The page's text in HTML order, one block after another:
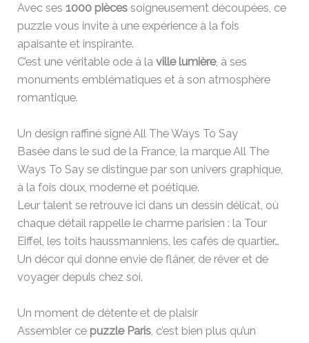
Avec ses1000 pièces soigneusement découpées, ce
puzzle vous invite à une expérience à la fois
apaisante et inspirante.
C’est une véritable ode à laville lumière, à ses
monuments emblématiques et à son atmosphère
romantique.
Un design raffiné signé All The Ways To Say
Basée dans le sud de la France, la marque All The
Ways To Say se distingue par son univers graphique,
à la fois doux, moderne et poétique.
Leur talent se retrouve ici dans un dessin délicat, où
chaque détail rappelle le charme parisien : la Tour
Eiffel, les toits haussmanniens, les cafés de quartier…
Un décor qui donne envie de flâner, de rêver et de
voyager depuis chez soi.
Un moment de détente et de plaisir
Assembler ce puzzle Paris, c’est bien plus qu’un